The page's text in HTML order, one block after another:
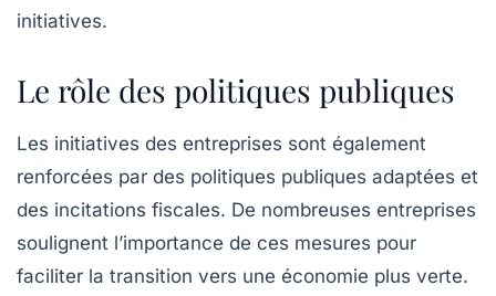
initiatives.
Le rôle des politiques publiques
Les initiatives des entreprises sont également
renforcées par des politiques publiques adaptées et
des incitations fiscales. De nombreuses entreprises
soulignent l’importance de ces mesures pour
faciliter la transition vers une économie plus verte.